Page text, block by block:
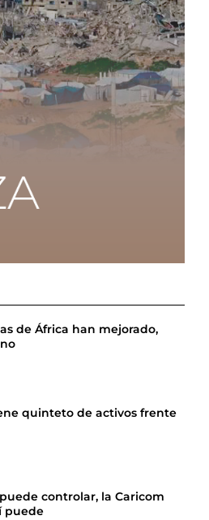
de África han mejorado,
quinteto de activos frente
controlar, la Caricom
puede